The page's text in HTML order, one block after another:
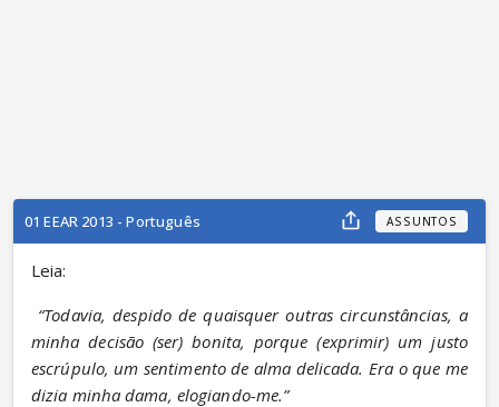
01 EEAR 2013 - Português ASSUNTOS
Leia:
“Todavia, despido de quaisquer outras circunstâncias, a
minha decisão (ser) bonita, porque (exprimir) um justo
escrúpulo, um sentimento de alma delicada. Era o que me
dizia minha dama, elogiando-me.”